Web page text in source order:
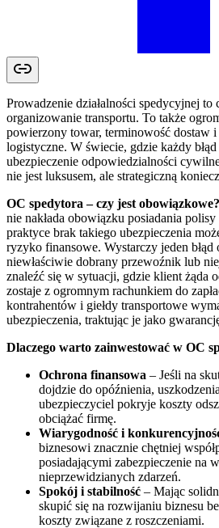
Prowadzenie działalności spedycyjnej
organizowanie transportu. To także
powierzony towar, terminowość dostaw i
logistyczne. W świecie, gdzie każdy
ubezpieczenie odpowiedzialności
nie jest luksusem, ale strategiczną
OC spedytora – czy jest obowiązkowe?
nie nakłada obowiązku posiadania
praktyce brak takiego ubezpieczenia
ryzyko finansowe. Wystarczy jeden błąd
niewłaściwie dobrany przewoźnik lub
znaleźć się w sytuacji, gdzie klient żąda
zostaje z ogromnym rachunkiem do
kontrahentów i giełdy transportowe
ubezpieczenia, traktując je jako
Dlaczego warto zainwestować w OC
Ochrona finansowa – Jeśli na
dojdzie do opóźnienia,
ubezpieczyciel pokryje koszty
obciążać firmę.
Wiarygodność i
biznesowi znacznie chętniej
posiadającymi zabezpieczenie na
nieprzewidzianych zdarzeń.
Spokój i stabilność – Mając
skupić się na rozwijaniu biznesu
koszty związane z roszczeniami.